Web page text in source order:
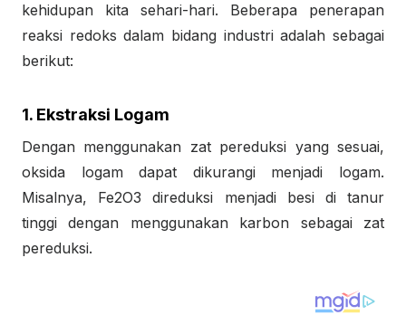
kehidupan kita sehari-hari. Beberapa penerapan
reaksi redoks dalam bidang industri adalah sebagai
berikut:
1. Ekstraksi Logam
Dengan menggunakan zat pereduksi yang sesuai,
oksida logam dapat dikurangi menjadi logam.
Misalnya, Fe2O3 direduksi menjadi besi di tanur
tinggi dengan menggunakan karbon sebagai zat
pereduksi.